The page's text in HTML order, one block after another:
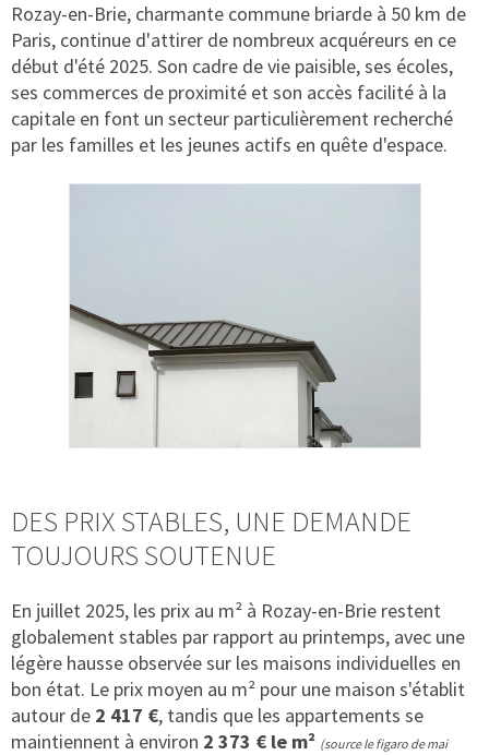
Rozay-en-Brie, charmante commune briarde à 50 km de
Paris, continue d'attirer de nombreux acquéreurs en ce
début d'été 2025. Son cadre de vie paisible, ses écoles,
ses commerces de proximité et son accès facilité à la
capitale en font un secteur particulièrement recherché
par les familles et les jeunes actifs en quête d'espace.
DES PRIX STABLES, UNE DEMANDE
TOUJOURS SOUTENUE
En juillet 2025, les prix au m² à Rozay-en-Brie restent
globalement stables par rapport au printemps, avec une
légère hausse observée sur les maisons individuelles en
bon état. Le prix moyen au m² pour une maison s'établit
autour de 2 417 €, tandis que les appartements se
maintiennent à environ 2 373 € le m² (source le figaro de mai